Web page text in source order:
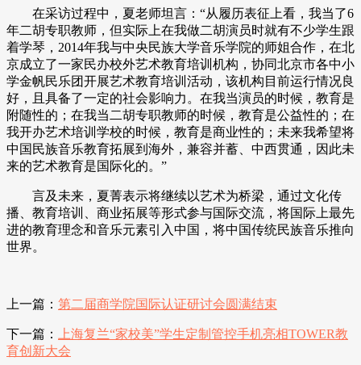
在采访过程中，夏老师坦言： “从履历表征上看，我当了6
年二胡专职教师，但实际上在我做二胡演员时就有不少学生跟
着学琴，2014年我与中央民族大学音乐学院的师姐合作，在北
京成立了一家民办校外艺术教育培训机构，协同北京市各中小
学金帆民乐团开展艺术教育培训活动，该机构目前运行情况良
好，且具备了一定的社会影响力。在我当演员的时候，教育是
附随性的；在我当二胡专职教师的时候，教育是公益性的；在
我开办艺术培训学校的时候，教育是商业性的；未来我希望将
中国民族音乐教育拓展到海外，兼容并蓄、中西贯通，因此未
来的艺术教育是国际化的。”
言及未来，夏菁表示将继续以艺术为桥梁，通过文化传
播、教育培训、商业拓展等形式参与国际交流，将国际上最先
进的教育理念和音乐元素引入中国，将中国传统民族音乐推向
世界。
上一篇： 第二届商学院国际认证研讨会圆满结束
下一篇：
上海复兰“家校美”学生定制管控手机亮相TOWER教
育创新大会